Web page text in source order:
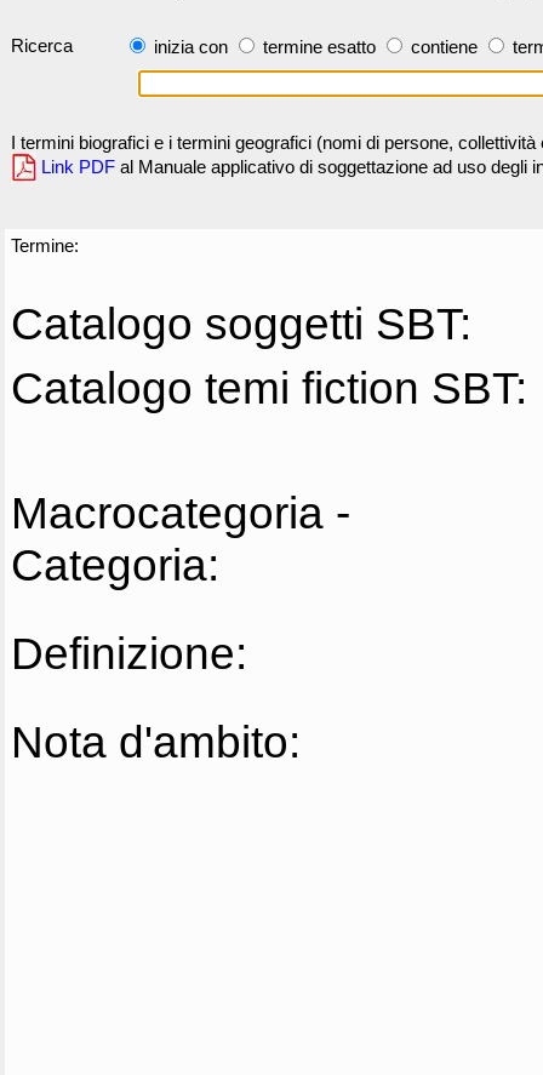
Ricerca inizia con termine esatto contiene
I termini biografici e i termini geografici (nomi di persone,
Link PDF al Manuale applicativo di soggettazione ad uso degli
Termine:
Catalogo soggetti SBT:
Catalogo temi fiction SBT:
Macrocategoria -
Categoria:
Definizione:
Nota d'ambito: